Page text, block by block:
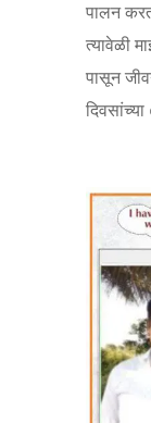
पालन करत
त्यावेळी
पासून